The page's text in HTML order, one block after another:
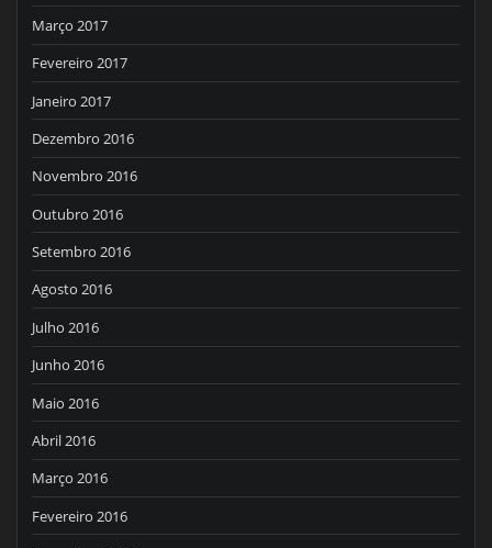
Março 2017
Fevereiro 2017
Janeiro 2017
Dezembro 2016
Novembro 2016
Outubro 2016
Setembro 2016
Agosto 2016
Julho 2016
Junho 2016
Maio 2016
Abril 2016
Março 2016
Fevereiro 2016